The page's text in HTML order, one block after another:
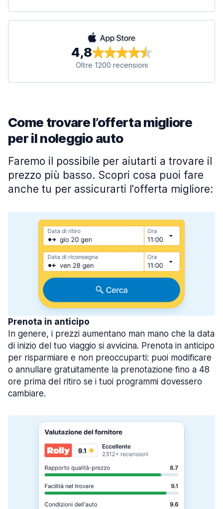
4,8
Oltre 1200 recensioni
Come trovare l’offerta migliore
per il noleggio auto
Faremo il possibile per aiutarti a trovare il
prezzo più basso. Scopri cosa puoi fare
anche tu per assicurarti l'offerta migliore:
Prenota in anticipo
In genere, i prezzi aumentano man mano che la data
di inizio del tuo viaggio si avvicina. Prenota in anticipo
per risparmiare e non preoccuparti: puoi modificare
o annullare gratuitamente la prenotazione fino a 48
ore prima del ritiro se i tuoi programmi dovessero
cambiare.